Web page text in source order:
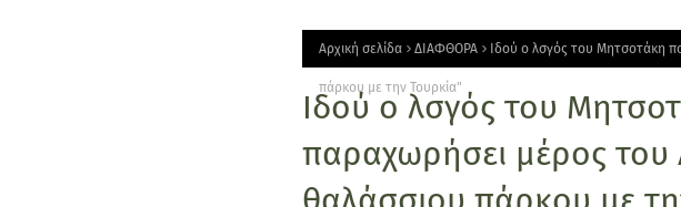
Αρχική σελίδα ΔΙΑΦΘΟΡΑ Ιδού ο λσγός του Μητσοτάκη
πάρκου με την Τουρκία"
Ιδού ο λσγός του
παραχωρήσει μέρος του